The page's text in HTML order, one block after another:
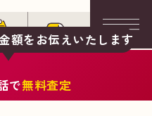
額をお伝えいたします
で無料査定